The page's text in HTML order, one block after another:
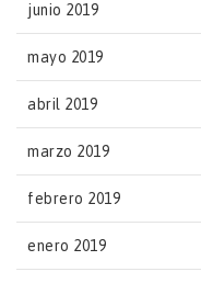
junio 2019
mayo 2019
abril 2019
marzo 2019
febrero 2019
enero 2019